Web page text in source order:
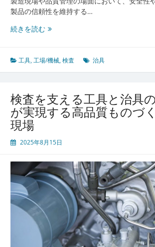
な
る
理
製品の信頼性を維持する…
続きを読む工
支
え
具
と
の
割
と
現
品
質
を
守
工具,工場/機械,検査 治具
検査を支える工具と治具
が実現する高品質ものづ
現場
2025年8月15日